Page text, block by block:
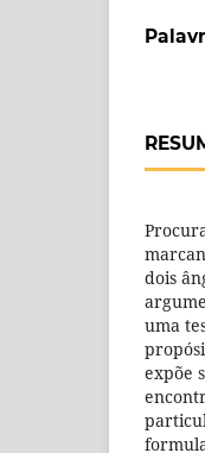
dois
uma
expõe